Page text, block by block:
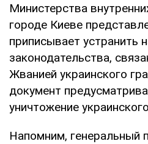
Министерства
городе Киеве
приписывает устранить
законодательства,
Жванией украинского
документ
уничтожение
Напомним, генеральный